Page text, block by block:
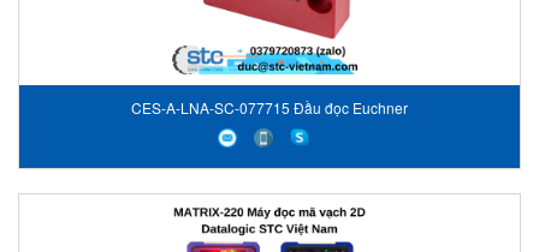
CES-A-LNA-SC-077715 Đầu đọc Euchner